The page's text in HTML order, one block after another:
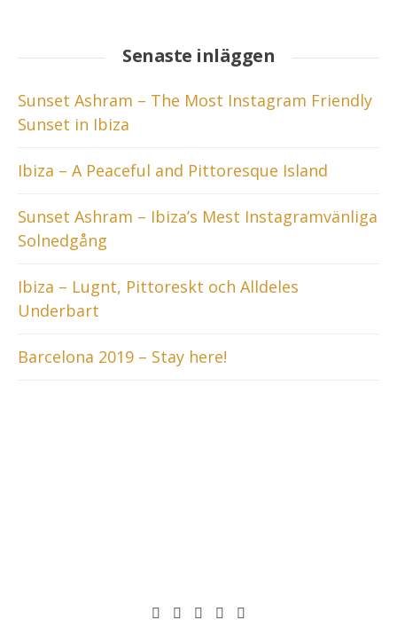
Senaste inläggen
Sunset Ashram – The Most Instagram Friendly
Sunset in Ibiza
Ibiza – A Peaceful and Pittoresque Island
Sunset Ashram – Ibiza’s Mest Instagramvänliga
Solnedgång
Ibiza – Lugnt, Pittoreskt och Alldeles
Underbart
Barcelona 2019 – Stay here!